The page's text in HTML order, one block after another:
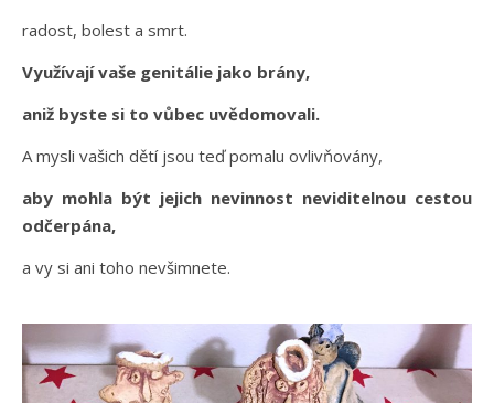
radost, bolest a smrt.
Využívají vaše genitálie jako brány,
aniž byste si to vůbec uvědomovali.
A mysli vašich dětí jsou teď pomalu ovlivňovány,
aby mohla být jejich nevinnost neviditelnou cestou
odčerpána,
a vy si ani toho nevšimnete.